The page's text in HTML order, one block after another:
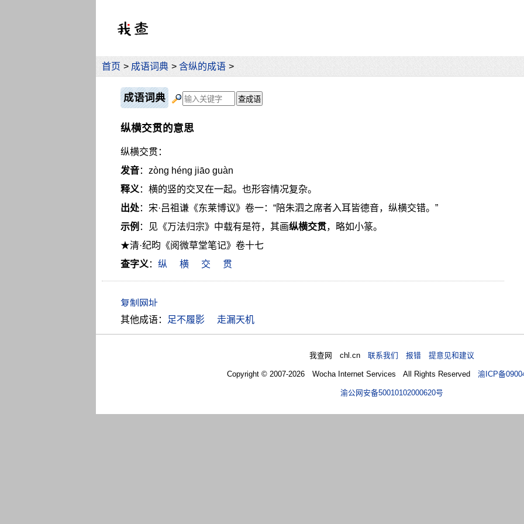
首页 > 成语词典 > 含纵的成语 >
成语词典
纵横交贯的意思
纵横交贯：
发音：zòng héng jiāo guàn
释义：横的竖的交叉在一起。也形容情况复杂。
出处：宋·吕祖谦《东莱博议》卷一：“陪朱泗之席者入耳皆德音，纵横交错。”
示例 ：见《万法归宗》中载有是符，其画纵横交贯，略如小篆。
★清·纪昀《阅微草堂笔记》卷十七
查字义： 纵 横 交 贯
其他成语： 足不履影 走漏天机
我查网 chl.cn联系我们 报错 提意见和建议
Copyright © 2007-2026 Wocha Internet Services All Rights Reserved渝ICP备
渝公网安备50010102000620号